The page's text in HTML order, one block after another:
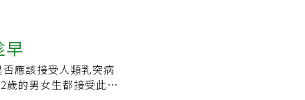
限於國一女生，建議
突病毒應有更正確的
接種疫苗。曾志仁強
於事，應在重大疾病
雌酚的藥廠，是哪一
克多巴胺做過多少致
代表三十年後你不會
台灣於1995年開始推
從未做過抹片，顯示
議，抹片篩檢年齡應
高篩檢率，找出更多
風險。國外研究發
濕疹、尿布疹等皮膚
，就可能被感染。台
視為性傳染病的一
為另一半又沒偷吃，
早
應該接受人類乳突病
歲的男女生都接受此預